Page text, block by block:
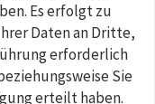
Es erfolgt zu
Daten an Dritte,
erforderlich
Sie
erteilt haben.